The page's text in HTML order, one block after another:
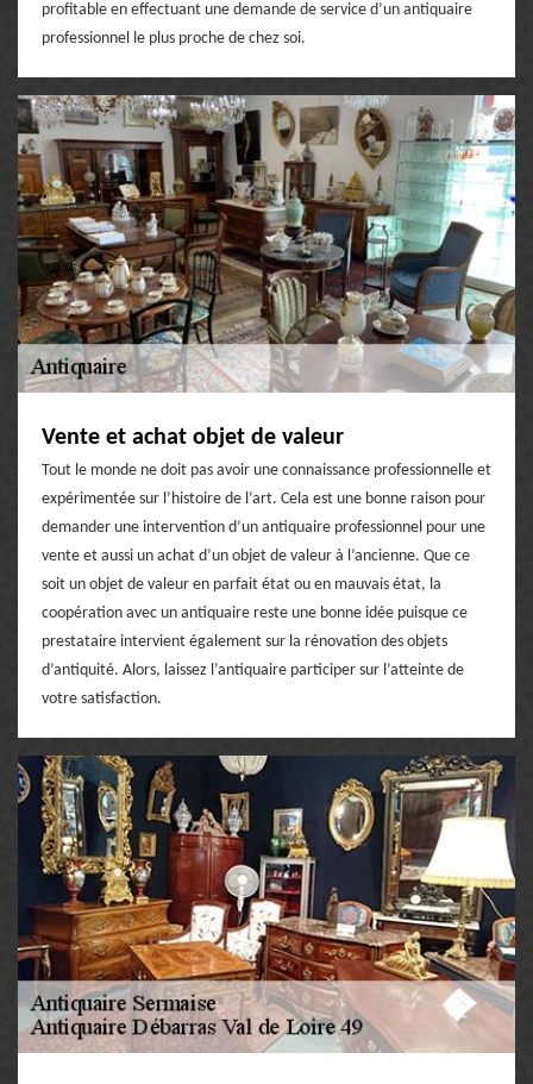
profitable en effectuant une demande de service d’un antiquaire
professionnel le plus proche de chez soi.
Vente et achat objet de valeur
Tout le monde ne doit pas avoir une connaissance professionnelle et
expérimentée sur l’histoire de l’art. Cela est une bonne raison pour
demander une intervention d’un antiquaire professionnel pour une
vente et aussi un achat d’un objet de valeur à l’ancienne. Que ce
soit un objet de valeur en parfait état ou en mauvais état, la
coopération avec un antiquaire reste une bonne idée puisque ce
prestataire intervient également sur la rénovation des objets
d’antiquité. Alors, laissez l’antiquaire participer sur l’atteinte de
votre satisfaction.